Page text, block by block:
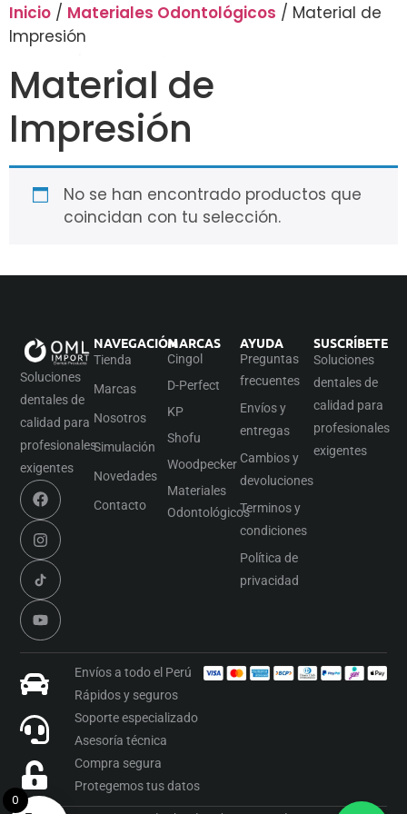
Inicio / Materiales Odontológicos / Material de
Impresión
Material de
Impresión
No se han encontrado productos que
coincidan con tu selección.
Soluciones
dentales de
calidad para
profesionales
exigentes
NAVEGACIÓN
Tienda
Marcas
Nosotros
Simulación
Novedades
Contacto
MARCAS
Cingol
D-Perfect
KP
Shofu
Woodpecker
Materiales
Odontológicos
AYUDA
Preguntas
frecuentes
Envíos y
entregas
Cambios y
devoluciones
Terminos y
condiciones
Política de
privacidad
SUSCRÍBETE
Soluciones
dentales de
calidad para
profesionales
exigentes
Envíos a todo el Perú
Rápidos y seguros
Soporte especializado
Asesoría técnica
Compra segura
Protegemos tus datos
0